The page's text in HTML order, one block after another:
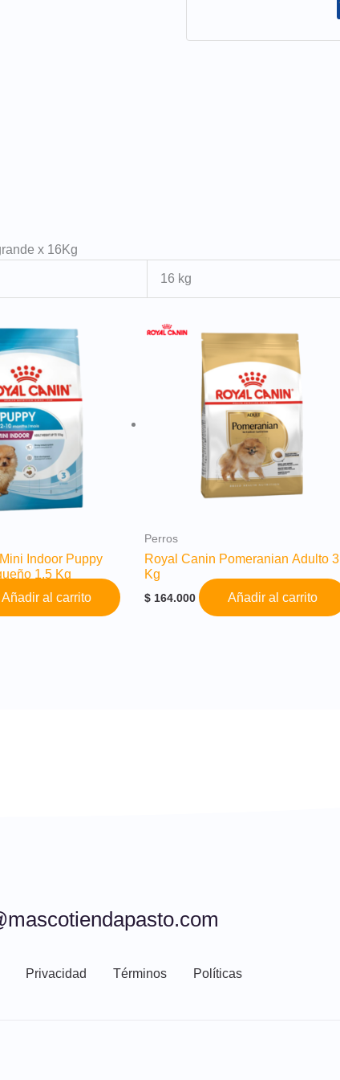
x 16Kg
16 kg
Indoor Puppy
1,5 Kg
Añadir al carrito
Perros
Royal Canin Pomeranian Adulto 3
Kg
$ 164.000 Añadir al carrito
Privacidad Términos Políticas